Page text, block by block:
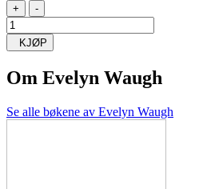
+ -
KJØP
Om Evelyn Waugh
Se alle bøkene av Evelyn Waugh